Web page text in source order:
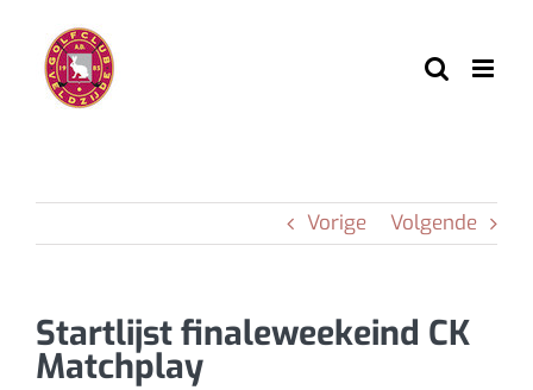
inhoud
Vorige Volgende
Startlijst finaleweekeind CK
Matchplay